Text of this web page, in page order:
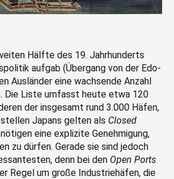
Hälfte des 19. Jahrhunderts
aufgab (Übergang von der Edo-
Ausländer eine wachsende Anzahl
Die Liste umfasst heute etwa 120
der insgesamt rund 3.000 Häfen,
Japans gelten als Closed
eine explizite Genehmigung,
zu dürfen. Gerade sie sind jedoch
denn bei den Open Ports
Regel um große Industriehäfen, die